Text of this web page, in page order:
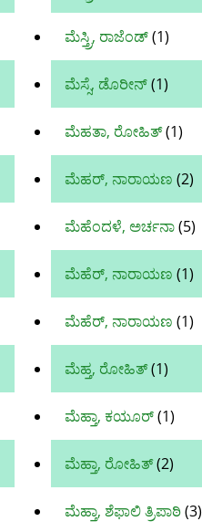
ಮೆಸ್ತ್ರಿ, ರಾಜೆಂಡ್(1)
ಮೆಸ್ಸೆ, ಡೊರೀನ್(1)
ಮೆಹತಾ, ರೋಹಿತ್(1)
ಮೆಹರ್, ನಾರಾಯಣ (2)
ಮೆಹೆಂದಳೆ, ಅರ್ಚನಾ(5)
ಮೆಹೆರ್, ನಾರಾಯಣ (1)
ಮೆಹೆರ್‌, ನಾರಾಯಣ (1)
ಮೆಹ್ತ, ರೋಹಿತ್(1)
ಮೆಹ್ತಾ, ಕಯೂರ್(1)
ಮೆಹ್ತಾ, ರೋಹಿತ್‌(2)
ಮೆಹ್ತಾ, ಶೆಫಾಲಿ ತ್ರಿಪಾಠಿ(3)